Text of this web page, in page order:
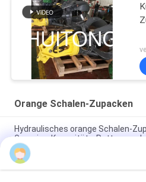
Orange Schalen-Zupacken
Hydraulisches orange Schalen-
Grapping-Kapazitäts-
NM360/400 Orange Peel Grab Für
Tonnen Bagger